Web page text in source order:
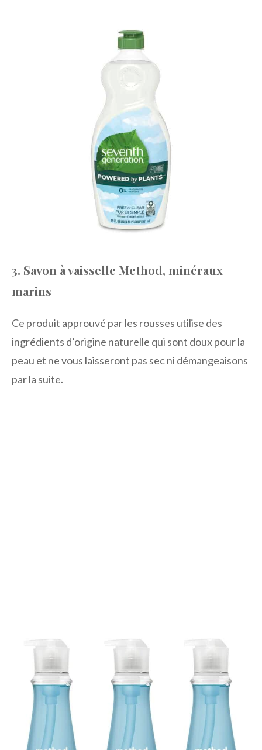
3. Savon à vaisselle Method, minéraux
marins
Ce produit approuvé par les rousses utilise des
ingrédients d’origine naturelle qui sont doux pour la
peau et ne vous laisseront pas sec ni démangeaisons
par la suite.